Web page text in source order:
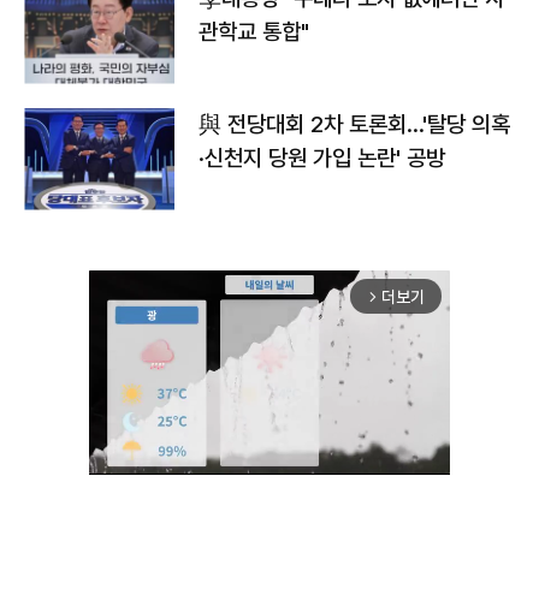
관학교 통합"
與 전당대회 2차 토론회…'탈당 의혹
·신천지 당원 가입 논란' 공방
arrow_forward_ios 더보기